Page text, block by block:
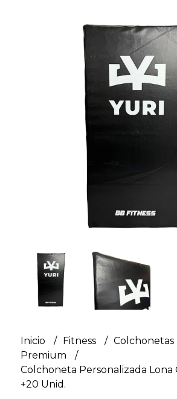
Inicio Fitness
Colchonetas
Premium
Colchoneta Personalizada Lona
+20 Unid.